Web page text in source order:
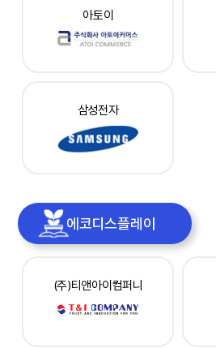
아토이
삼성전자
에코디스플레이
(주)티앤아이컴퍼니